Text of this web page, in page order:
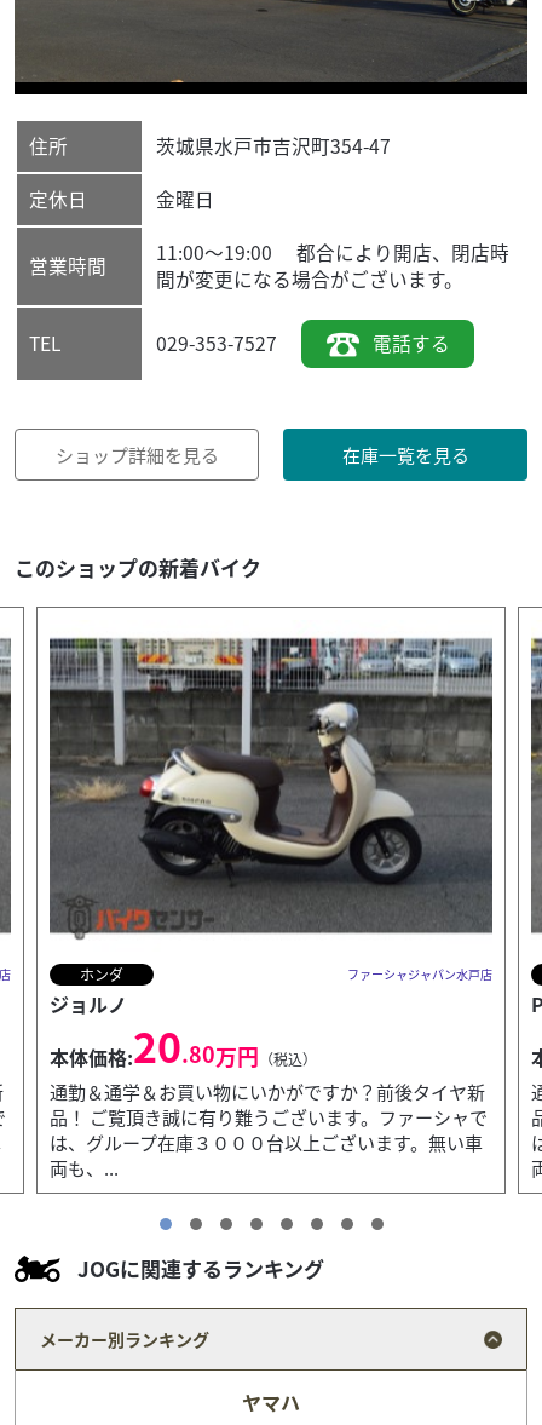
住所 茨城県水戸市吉沢町354-47
定休日
金曜日
営業時間
11:00〜19:00 都合により開店、閉店時
間が変更になる場合がございます。
TEL 029-353-7527 電話する
ショップ詳細を見る 在庫一覧を見る
このショップの新着バイク
ホンダ ファーシャジャパン水戸店
PCX125
本体価格:23.80万円 （税込）
通勤＆通学＆お買い物にいかがですか？前後タイヤ新
品！ ご覧頂き誠に有り難うございます。ファーシャで
は、グループ在庫３０００台以上ございます。無い車
両も、...
JOGに関連するランキング
メーカー別ランキング
ヤマハ